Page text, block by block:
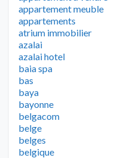
appartement meuble
appartements
atrium immobilier
azalai
azalai hotel
baia spa
bas
baya
bayonne
belgacom
belge
belges
belgique